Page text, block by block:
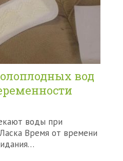
вод
воды при
Время от времени